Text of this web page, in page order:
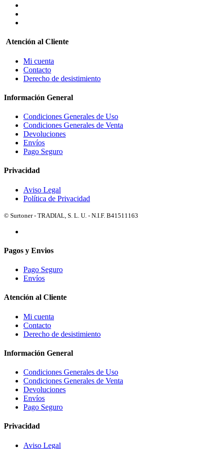
Atención al Cliente
Mi cuenta
Contacto
Derecho de desistimiento
Información General
Condiciones Generales de Uso
Condiciones Generales de Venta
Devoluciones
Envíos
Pago Seguro
Privacidad
Aviso Legal
Política de Privacidad
© Surtoner - TRADIAL, S. L. U. - N.I.F. B41511163
Pagos y Envios
Pago Seguro
Envíos
Atención al Cliente
Mi cuenta
Contacto
Derecho de desistimiento
Información General
Condiciones Generales de Uso
Condiciones Generales de Venta
Devoluciones
Envíos
Pago Seguro
Privacidad
Aviso Legal